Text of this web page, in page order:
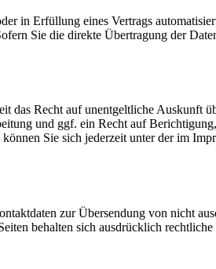
in Erfüllung eines Vertrags
Sie die direkte Übertragung der
das Recht auf unentgeltliche Auskunft
und ggf. ein Recht auf
Sie sich jederzeit unter der im
zur Übersendung von nicht
behalten sich ausdrücklich